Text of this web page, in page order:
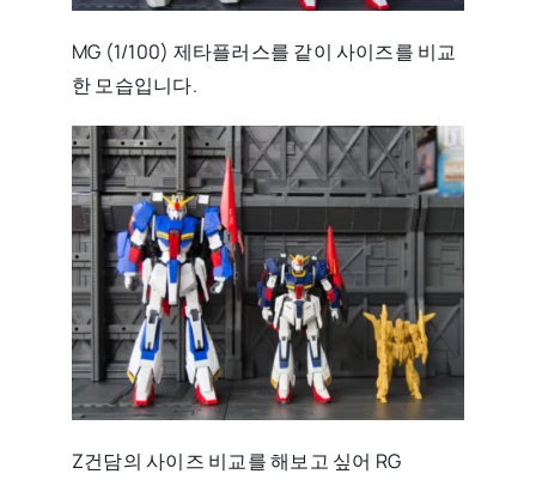
MG (1/100) 제타플러스를 같이 사이즈를 비교
한 모습입니다.
Z건담의 사이즈 비교를 해보고 싶어 RG